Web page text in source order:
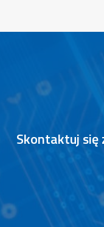
Skontaktuj się